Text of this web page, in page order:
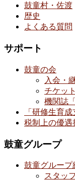
鼓童村・佐渡
歴史
よくある質問
サポート
鼓童の会
入会・
チケッ
機関誌
「研修生育成
税制上の優遇
鼓童グループ
鼓童グループ
スタッ